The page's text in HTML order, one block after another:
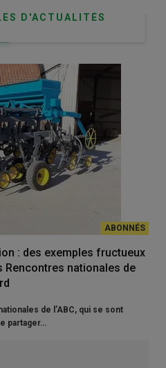
D'ACTUALITÉS
: des exemples fructueux
Rencontres nationales de
de l’ABC, qui se sont
partager…